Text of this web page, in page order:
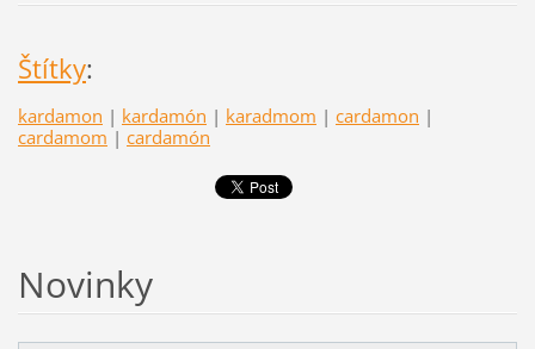
Štítky:
kardamon | kardamón | karadmom | cardamon |
cardamom | cardamón
Novinky